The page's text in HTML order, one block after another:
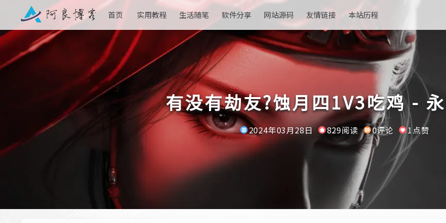
首页 实用教程 生活随笔 软件分享 网站源码 友情链接 本站历程
有没有劫友?蚀月四1V3吃鸡 -
2024年03月28日 829阅读 0评论 1点赞